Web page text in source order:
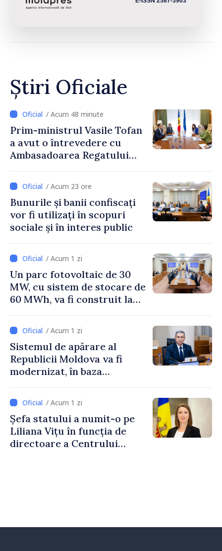
Știri Oficiale
/ Acum 48 minute
Prim-ministrul Vasile Tofan
a avut o întrevedere cu
Ambasadoarea Regatului
Irlandei de Nord, Fern
Horine / Acum 23 ore
Bunurile și banii confiscați
vor fi utilizați în scopuri
sociale și în interes public
/ Acum 1 zi
Un parc fotovoltaic de 30
MW, cu sistem de stocare de
60 MWh, va fi construit la
/ Acum 1 zi
Sistemul de apărare al
Republicii Moldova va fi
modernizat, în baza
implementare a Strategiei
Naționale de Apărare
/ Acum 1 zi
Șefa statului a numit-o pe
Liliana Vițu în funcția de
directoare a Centrului